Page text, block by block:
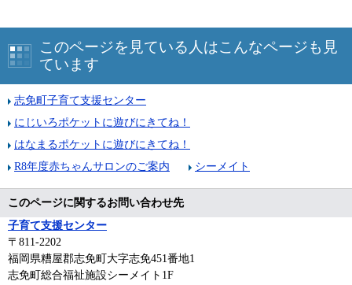
このページを見ている人はこんなページも見
ています
志免町子育て支援センター
にじいろポケットに遊びにきてね！
はなまるポケットに遊びにきてね！
R8年度赤ちゃんサロンのご案内
シーメイト
このページに関するお問い合わせ先
子育て支援センター
〒811-2202
福岡県糟屋郡志免町大字志免451番地1
志免町総合福祉施設シーメイト1F